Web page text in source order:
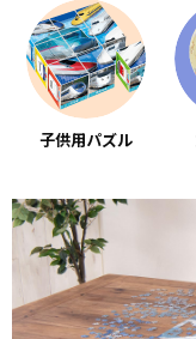
子供用パズル